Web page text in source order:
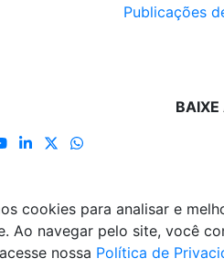
Publicações
BAIXE
cookies para analisar e
Ao navegar pelo site, você
nossa Política de